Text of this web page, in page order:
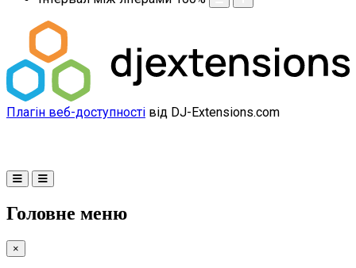
Плагін веб-доступності від DJ-Extensions.com
Головне меню
×